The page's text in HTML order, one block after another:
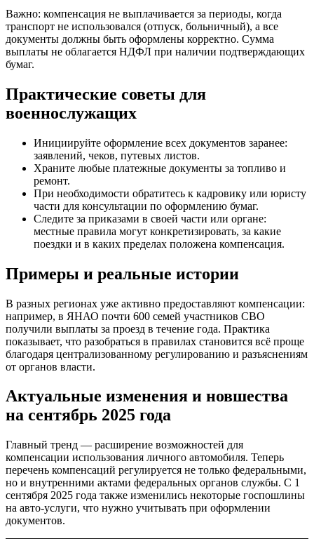
Важно: компенсация не выплачивается за периоды, когда
транспорт не использовался (отпуск, больничный), а все
документы должны быть оформлены корректно. Сумма
выплаты не облагается НДФЛ при наличии подтверждающих
бумаг.
Практические советы для
военнослужащих
Инициируйте оформление всех документов заранее:
заявлений, чеков, путевых листов.
Храните любые платежные документы за топливо и
ремонт.
При необходимости обратитесь к кадровику или юристу
части для консультации по оформлению бумаг.
Следите за приказами в своей части или органе:
местные правила могут конкретизировать, за какие
поездки и в каких пределах положена компенсация.
Примеры и реальные истории
В разных регионах уже активно предоставляют компенсации:
например, в ЯНАО почти 600 семей участников СВО
получили выплаты за проезд в течение года. Практика
показывает, что разобраться в правилах становится всё проще
благодаря централизованному регулированию и разъяснениям
от органов власти.
Актуальные изменения и новшества
на сентябрь 2025 года
Главный тренд — расширение возможностей для
компенсации использования личного автомобиля. Теперь
перечень компенсаций регулируется не только федеральными,
но и внутренними актами федеральных органов службы. С 1
сентября 2025 года также изменились некоторые госпошлины
на авто-услуги, что нужно учитывать при оформлении
документов.